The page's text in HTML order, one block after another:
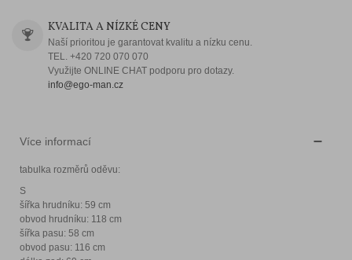
KVALITA A NÍZKÉ CENY
Naší prioritou je garantovat kvalitu a nízku cenu.
TEL. +420 720 070 070
Využijte ONLINE CHAT podporu pro dotazy.
info@ego-man.cz
Více informací
tabulka rozměrů oděvu:
S
šířka hrudníku: 59 cm
obvod hrudníku: 118 cm
šířka pasu: 58 cm
obvod pasu: 116 cm